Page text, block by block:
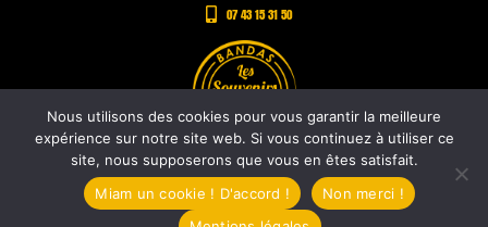
07 43 15 31 50
Copyright © 2026 |Les Souvenirs de Nestor - Mentions légales
Nous utilisons des cookies pour vous garantir la meilleure
expérience sur notre site web. Si vous continuez à utiliser ce
site, nous supposerons que vous en êtes satisfait.
Miam un cookie ! D'accord !
Non merci !